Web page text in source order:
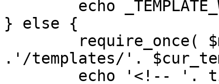
} else {
.'/templates/'.